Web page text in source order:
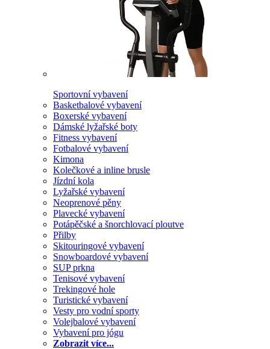
Sportovní vybavení
Basketbalové vybavení
Boxerské vybavení
Dámské lyžařské boty
Fitness vybavení
Fotbalové vybavení
Kimona
Kolečkové a inline brusle
Jízdní kola
Lyžařské vybavení
Neoprenové pěny
Plavecké vybavení
Potápěčské a šnorchlovací ploutve
Přilby
Skitouringové vybavení
Snowboardové vybavení
SUP prkna
Tenisové vybavení
Trekingové hole
Turistické vybavení
Vesty pro vodní sporty
Volejbalové vybavení
Vybavení pro jógu
Zobrazit více...